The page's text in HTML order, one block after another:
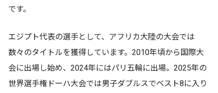
です。
エジプト代表の選手として、アフリカ大陸の大会では
数々のタイトルを獲得しています。2010年頃から国際大
会に出場し始め、2024年にはパリ五輪に出場。2025年の
世界選手権ドーハ大会では男子ダブルスでベスト8に入り